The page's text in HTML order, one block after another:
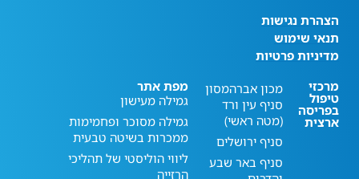
הצהרת נגישות
תנאי שימוש
מדיניות פרטיות
מרכזי
טיפול
בפריסה
ארצית
מכון אברהמסון
סניף עין ורד
(מטה ראשי)
סניף ירושלים
סניף באר שבע
מפת אתר
גמילה מעישון
גמילה מסוכר ופחמימות
ממכרות בשיטה טבעית
ליווי הוליסטי של תהליכי
הרזייה